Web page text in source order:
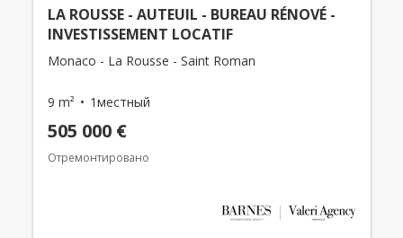
LA ROUSSE - AUTEUIL - BUREAU RÉNOVÉ -
INVESTISSEMENT LOCATIF
Monaco - La Rousse - Saint Roman
9 m² 1местный
505 000 €
Отремонтировано